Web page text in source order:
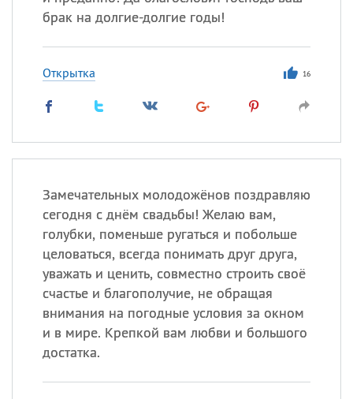
брак на долгие-долгие годы!
Открытка 16
Замечательных молодожёнов поздравляю
сегодня с днём свадьбы! Желаю вам,
голубки, поменьше ругаться и побольше
целоваться, всегда понимать друг друга,
уважать и ценить, совместно строить своё
счастье и благополучие, не обращая
внимания на погодные условия за окном
и в мире. Крепкой вам любви и большого
достатка.